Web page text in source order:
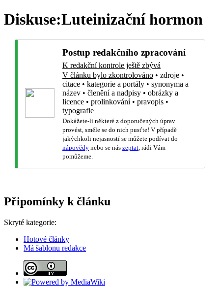
Diskuse:Luteinizační hormon
Postup redakčního zpracování
K redakční kontrole ještě zbývá
V článku bylo zkontrolováno • zdroje •
citace • kategorie a portály • synonyma a
název • členění a nadpisy • obrázky a
licence • prolinkování• pravopis •
typografie
Dokážete-li některé z doporučených úprav
provést, směle se do nich pusťte! V případě
jakýchkoli nejasností se můžete podívat do
nápovědy nebo se nás zeptat , rádi Vám
pomůžeme.
Připomínky k článku
Skryté kategorie:
Hotové články
Má šablonu redakce